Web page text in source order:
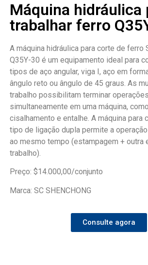
Máquina hidráulica
trabalhar ferro
A máquina hidráulica para corte de ferro
Q35Y-30 é um equipamento ideal para
tipos de aço angular, viga I, aço em
ângulo reto ou ângulo de 45 graus. As
trabalho possibilitam terminar
simultaneamente em uma máquina,
cisalhamento e entalhe. A máquina para
tipo de ligação dupla permite a
ao mesmo tempo (estampagem + outra
trabalho).
Preço: $14.000,00/conjunto
Marca: SC SHENCHONG
Consulte agora